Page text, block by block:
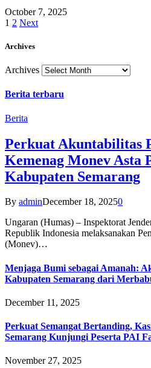
October 7, 2025
1 2 Next
Archives
Archives
Berita terbaru
Berita
Perkuat Akuntabilitas
Kemenag Monev Asta
Kabupaten Semarang
By adminDecember 18, 20250
Ungaran (Humas) – Inspektorat
Republik Indonesia melaksanakan
(Monev)…
Menjaga Bumi sebagai Amanah:
Kabupaten Semarang dari
December 11, 2025
Perkuat Semangat Bertanding,
Semarang Kunjungi Peserta PAI
November 27, 2025